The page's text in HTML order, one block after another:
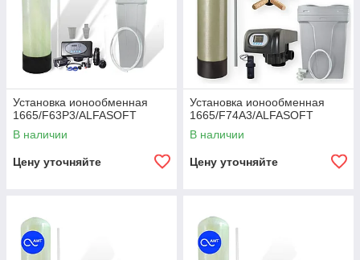
Сре
дни
й
объ
ект
с
авн
оме
ход
ом
Установка ионообменная
1665/F63P3/ALFASOFT
В наличии
Цену уточняйте
Установка ионообменная
1665/F74A3/ALFASOFT
В наличии
Цену уточняйте